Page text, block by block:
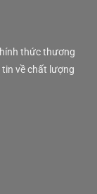
thức thương
về chất lượng